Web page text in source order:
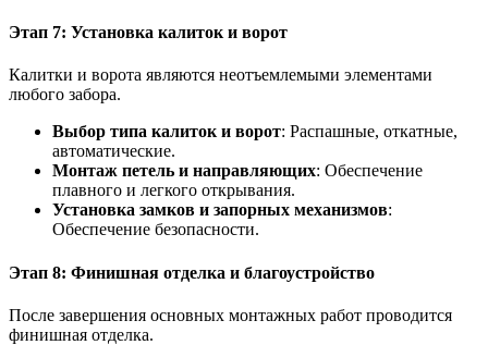
Этап 7: Установка калиток и ворот
Калитки и ворота являются неотъемлемыми элементами
любого забора.
Выбор типа калиток и ворот: Распашные, откатные,
автоматические.
Монтаж петель и направляющих: Обеспечение
плавного и легкого открывания.
Установка замков и запорных механизмов:
Обеспечение безопасности.
Этап 8: Финишная отделка и благоустройство
После завершения основных монтажных работ проводится
финишная отделка.